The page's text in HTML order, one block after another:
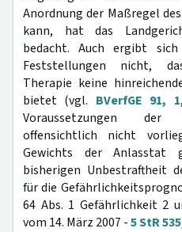
Anordnung der Maßregel
kann, hat das
bedacht. Auch ergibt
Feststellungen nicht,
Therapie keine
bietet (vgl. BVerfGE 91, 1
Voraussetzungen der
offensichtlich nicht
Gewichts der
bisherigen Unbestraftheit
für die
64 Abs. 1 Gefährlichkeit 2
vom 14. März 2007 -5 StR